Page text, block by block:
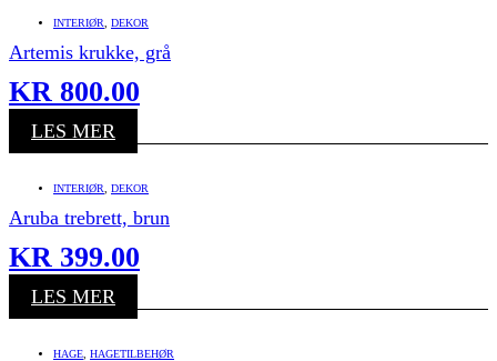
INTERIØR DEKOR
Artemis krukke, grå
KR 800.00
LES MER
INTERIØR DEKOR
Aruba trebrett, brun
KR 399.00
LES MER
HAGE HAGETILBEHØR